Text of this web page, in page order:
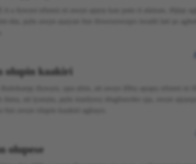
olupin kaakiri
olupese